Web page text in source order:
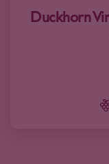
Duckhorn